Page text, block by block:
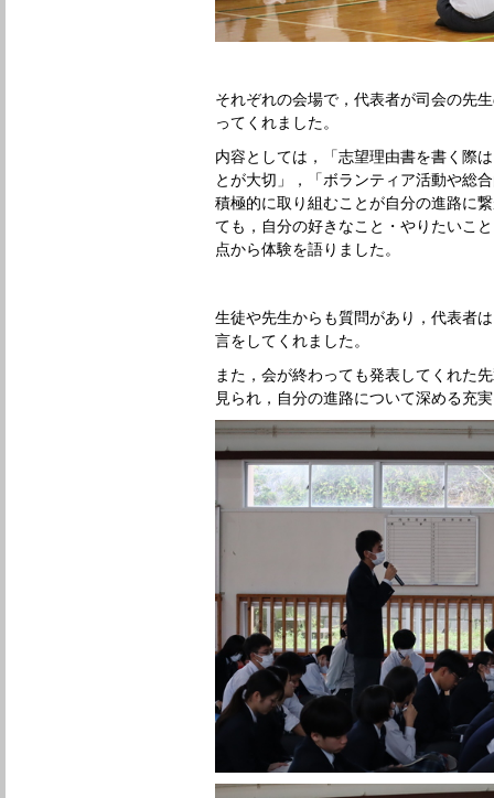
それぞれの会場で，代表者が司会の先
ってくれました。
内容としては，「志望理由書を書く際
とが大切」，「ボランティア活動や総
積極的に取り組むことが自分の進路に
ても，自分の好きなこと・やりたいこ
点から体験を語りました。
生徒や先生からも質問があり，代表者
言をしてくれました。
また，会が終わっても発表してくれた
見られ，自分の進路について深める充